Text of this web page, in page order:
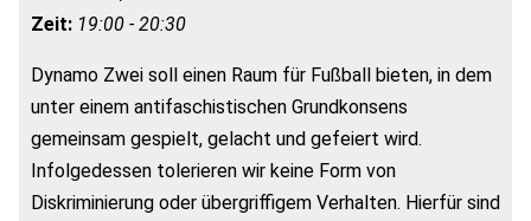
Zeit: 19:00 - 20:30
Dynamo Zwei soll einen Raum für Fußball bieten, in dem
unter einem antifaschistischen Grundkonsens
gemeinsam gespielt, gelacht und gefeiert wird.
Infolgedessen tolerieren wir keine Form von
Diskriminierung oder übergriffigem Verhalten. Hierfür sind